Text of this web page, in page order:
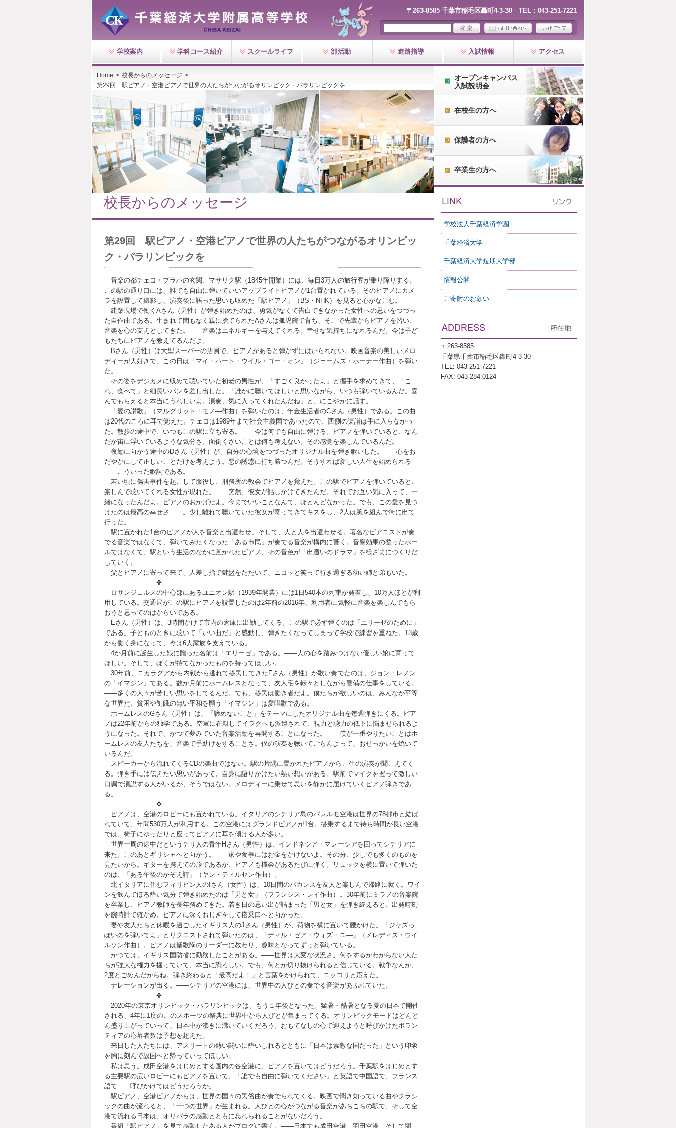
〒263-8585 千葉市稲毛区轟町4-3-30 TEL：043-251-7221
学校案内 学科コース紹介 スクールライフ 部活動 進路指導 入試情報 アクセス
Home > 校長からのメッセージ >
第29回 駅ピアノ・空港ピアノで世界の人たちがつながるオリンピック・パラリンピックを
オープンキャンパス
入試説明会
在校生の方へ
保護者の方へ
卒業生の方へ
校長からのメッセージ
第29回 駅ピアノ・空港ピアノで世界の人たちがつながるオリンピッ
ク・パラリンピックを
音楽の都チェコ・プラハの玄関、マサリク駅（1845年開業）には、毎日3万人の旅行客が乗り降りする。
この駅の通り口には、誰でも自由に弾いていいアップライトピアノが1台置かれている。そのピアノにカメ
ラを設置して撮影し、演奏後に語った思いも収めた「駅ピアノ」（BS・NHK）を見ると心がなごむ。
建築現場で働くAさん（男性）が弾き始めたのは、勇気がなくて告白できなかった女性への思いをつづっ
た自作曲である。生まれて間もなく親に捨てられたAさんは孤児院で育ち、そこで先輩からピアノを習い、
音楽を心の支えとしてきた。――音楽はエネルギーを与えてくれる。幸せな気持ちになれるんだ。今は子ど
もたちにピアノを教えてるんだよ。
Bさん（男性）は大型スーパーの店員で、ピアノがあると弾かずにはいられない。映画音楽の美しいメロ
ディーが大好きで、この日は「マイ・ハート・ウイル・ゴー・オン」（ジェームズ・ホーナー作曲）を弾い
た。
その姿をデジカメに収めて聴いていた初老の男性が、「すごく良かったよ」と握手を求めてきて、「こ
れ、食べて」と細長いパンを差し出した。「誰かに聴いてほしいと思いながら、いつも弾いているんだ。喜
んでもらえると本当にうれしいよ。演奏、気に入ってくれたんだね」と、にこやかに話す。
「愛の讃歌」（マルグリット・モノ―作曲）を弾いたのは、年金生活者のCさん（男性）である。この曲
は20代のころに耳で覚えた。チェコは1989年まで社会主義国であったので、西側の楽譜は手に入らなかっ
た。散歩の途中で、いつもこの駅に立ち寄る。――今は何でも自由に弾ける。ピアノを弾いていると、なん
だか宙に浮いているような気分さ。面倒くさいことは何も考えない。その感覚を楽しんでいるんだ。
夜勤に向かう途中のDさん（男性）が、自分の心境をつづったオリジナル曲を弾き歌いした。――心をお
だやかにして正しいことだけを考えよう。悪の誘惑に打ち勝つんだ。そうすれば新しい人生を始められる
――こういった歌詞である。
若い頃に傷害事件を起こして服役し、刑務所の教会でピアノを覚えた。この駅でピアノを弾いていると、
楽しんで聴いてくれる女性が現れた。――突然、彼女が話しかけてきたんだ。それでお互い気に入って、一
緒になったんだよ。ピアノのおかげだよ。今までいいことなんて、ほとんどなかった。でも、この愛を見つ
けたのは最高の幸せさ……。少し離れて聴いていた彼女が寄ってきてキスをし、2人は腕を組んで街に出て
行った。
駅に置かれた1台のピアノが人を音楽と出遭わせ、そして、人と人を出遭わせる。著名なピアニストが奏
でる音楽ではなくて、弾いてみたくなった「ある市民」が奏でる音楽が構内に響く。音響効果の整ったホー
ルではなくて、駅という生活のなかに置かれたピアノ、その音色が「出遭いのドラマ」を様ざまにつくりだ
していく。
父とピアノに寄って来て、人差し指で鍵盤をたたいて、ニコッと笑って行き過ぎる幼い姉と弟もいた。
✤
ロサンジェルスの中心部にあるユニオン駅（1939年開業）には1日540本の列車が発着し、10万人ほどが利
用している。交通局がこの駅にピアノを設置したのは2年前の2016年、利用者に気軽に音楽を楽しんでもら
おうと思ってのはからいである。
Eさん（男性）は、3時間かけて市内の倉庫に出勤してくる。この駅で必ず弾くのは「エリーゼのために」
である。子どものときに聴いて「いい曲だ」と感動し、弾きたくなってしまって学校で練習を重ねた。13歳
から働く身になって、今は6人家族を支えている。
4か月前に誕生した娘に贈った名前は「エリーゼ」である。――人の心を踏みつけない優しい娘に育って
ほしい。そして、ぼくが持てなかったものを持ってほしい。
30年前、ニカラグアから内戦から逃れて移民してきたFさん（男性）が歌い奏でたのは、ジョン・レノン
の「イマジン」である。数か月前にホームレスとなって、友人宅を転々としながら警備の仕事をしている。
――多くの人々が苦しい思いをしてるんだ。でも、移民は働き者だよ。僕たちが欲しいのは、みんなが平等
な世界だ。貧困や飢餓の無い平和を願う「イマジン」は愛唱歌である。
ホームレスのGさん（男性）は、「諦めないこと」をテーマにしたオリジナル曲を毎週弾きにくる。ピア
ノは22年前からの独学である。空軍に在籍してイラクへも派遣されて、視力と聴力の低下に悩ませられるよ
うになった。それで、かつて夢みていた音楽活動を再開することになった。――僕が一番やりたいことはホ
ームレスの友人たちを、音楽で手助けをすることさ。僕の演奏を聴いてごらんよって、おせっかいを焼いて
いるんだ。
スピーカーから流れてくるCDの楽曲ではない。駅の片隅に置かれたピアノから、生の演奏が聞こえてく
る。弾き手には伝えたい思いがあって、自身に語りかけたい熱い想いがある。駅前でマイクを握って激しい
口調で演説する人がいるが、そうではない。メロディーに乗せて思いを静かに届けていくピアノ弾きであ
る。
✤
ピアノは、空港のロビーにも置かれている。イタリアのシチリア島のパレルモ空港は世界の78都市と結ば
れていて、年間530万人が利用する。この空港にはグランドピアノが1台。搭乗するまで待ち時間が長い空港
では、椅子にゆったりと座ってピアノに耳を傾ける人が多い。
世界一周の途中だというチリ人の青年Hさん（男性）は、インドネシア・マレーシアを回ってシチリアに
来た。このあとギリシャへと向かう。――家や食事にはお金をかけないよ。その分、少しでも多くのものを
見たいから。ギターを携えての旅であるが、ピアノも機会があるたびに弾く。リュックを横に置いて弾いた
のは、「ある午後のかぞえ詩」（ヤン・ティルセン作曲）。
北イタリアに住むフィリピン人のIさん（女性）は、10日間のバカンスを友人と楽しんで帰路に就く。ワイ
ンを飲んでほろ酔い気分で弾き始めたのは「男と女」（フランシス・レイ作曲）。30年前にミラノの音楽院
を卒業し、ピアノ教師を長年務めてきた。若き日の思い出が詰まった「男と女」を弾き終えると、出発時刻
を腕時計で確かめ、ピアノに深くおじぎをして搭乗口へと向かった。
妻や友人たちと休暇を過ごしたイギリス人のJさん（男性）が、荷物を横に置いて腰かけた。「ジャズっ
ぽいのを弾いてよ」とリクエストされて弾いたのは、「ティル・ゼア・ウォズ・ユ―」（メレディス・ウイ
ルソン作曲）。ピアノは聖歌隊のリーダーに教わり、趣味となってずっと弾いている。
かつては、イギリス国防省に勤務したことがある。――世界は大変な状況さ。何をするかわからない人た
ちが強大な権力を握っていて、本当に恐ろしい。でも、何とか切り抜けられると信じている。戦争なんか、
2度とごめんだからね。弾き終わると「最高だよ！」と言葉をかけられて、ニッコリと応えた。
ナレーションが出る。――シチリアの空港には、世界中の人びとの奏でる音楽があふれていた。
✤
2020年の東京オリンピック・パラリンピックは、もう１年後となった。猛暑・酷暑となる夏の日本で開催
される、4年に1度のこのスポーツの祭典に世界中から人びとが集まってくる。オリンピックモードはどんど
ん盛り上がっていって、日本中が沸きに沸いていくだろう。おもてなしの心で迎えようと呼びかけたボラン
ティアの応募者数は予想を超えた。
来日した人たちには、アスリートの熱い闘いに酔いしれるとともに「日本は素敵な国だった」という印象
を胸に刻んで故国へと帰っていってほしい。
私は思う。成田空港をはじめとする国内の各空港に、ピアノを置いてはどうだろう。千葉駅をはじめとす
る主要駅の広いロビーにもピアノを置いて、「誰でも自由に弾いてください」と英語で中国語で、フランス
語で……呼びかけてはどうだろうか。
駅ピアノ、空港ピアノからは、世界の国々の民俗曲が奏でられてくる。映画で聞き知っている曲やクラシ
ックの曲が流れると、「一つの世界」が生まれる。人びとの心がつながる音楽があちこちの駅で、そして空
港で流れる日本は、オリパラの感動とともに忘れられることがないだろう。
番組「駅ピアノ」を見て感動したある人がブログに書く。――日本でも成田空港、羽田空港、そして関
学校法人千葉経済学園
千葉経済大学
千葉経済大学短期大学部
情報公開
ご寄附のお願い
〒263-8585
千葉県千葉市稲毛区轟町4-3-30
TEL: 043-251-7221
FAX: 043-284-0124